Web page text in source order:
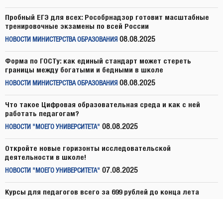
Пробный ЕГЭ для всех: Рособрнадзор готовит масштабные
тренировочные экзамены по всей России
НОВОСТИ МИНИСТЕРСТВА ОБРАЗОВАНИЯ 08.08.2025
Форма по ГОСТу: как единый стандарт может стереть
границы между богатыми и бедными в школе
НОВОСТИ МИНИСТЕРСТВА ОБРАЗОВАНИЯ 08.08.2025
Что такое Цифровая образовательная среда и как с ней
работать педагогам?
НОВОСТИ "МОЕГО УНИВЕРСИТЕТА" 08.08.2025
Откройте новые горизонты исследовательской
деятельности в школе!
НОВОСТИ "МОЕГО УНИВЕРСИТЕТА" 07.08.2025
Курсы для педагогов всего за 699 рублей до конца лета